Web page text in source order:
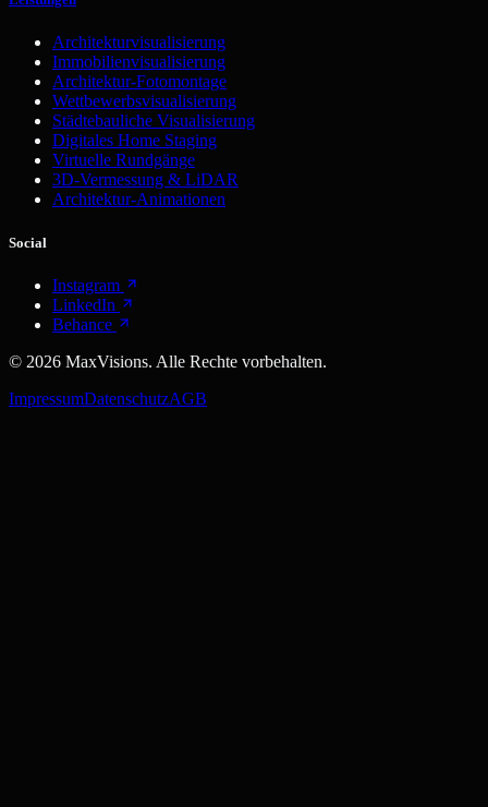
Architekturvisualisierung
Immobilienvisualisierung
Architektur-Fotomontage
Wettbewerbsvisualisierung
Städtebauliche Visualisierung
Digitales Home Staging
Virtuelle Rundgänge
3D-Vermessung & LiDAR
Architektur-Animationen
Social
Instagram
LinkedIn
Behance
© 2026 MaxVisions. Alle Rechte vorbehalten.
ImpressumDatenschutzAGB